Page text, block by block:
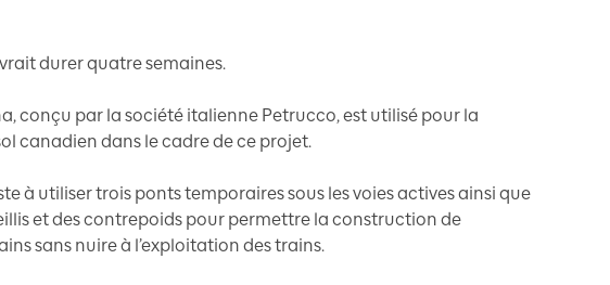
durer quatre semaines.
conçu par la société italienne Petrucco, est utilisé pour la
canadien dans le cadre de ce projet.
à utiliser trois ponts temporaires sous les voies actives ainsi que
et des contrepoids pour permettre la construction de
sans nuire à l’exploitation des trains.